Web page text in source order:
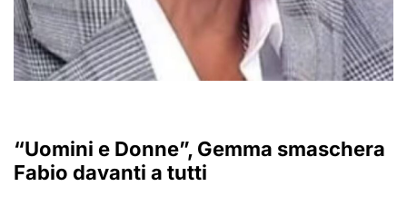
“Uomini e Donne”, Gemma smaschera
Fabio davanti a tutti